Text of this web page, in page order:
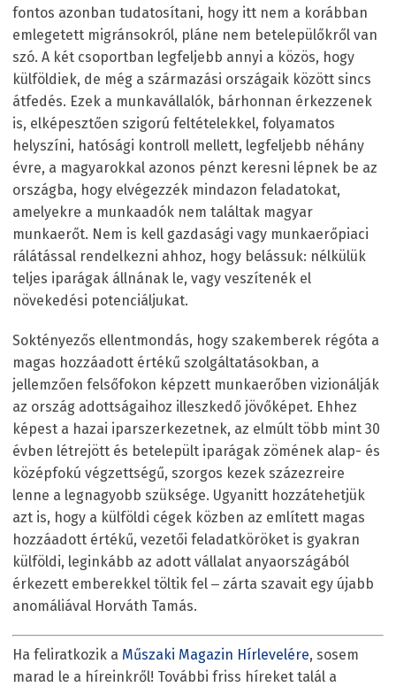
fontos azonban tudatosítani, hogy itt nem a korábban
emlegetett migránsokról, pláne nem betelepülőkről van
szó. A két csoportban legfeljebb annyi a közös, hogy
külföldiek, de még a származási országaik között sincs
átfedés. Ezek a munkavállalók, bárhonnan érkezzenek
is, elképesztően szigorú feltételekkel, folyamatos
helyszíni, hatósági kontroll mellett, legfeljebb néhány
évre, a magyarokkal azonos pénzt keresni lépnek be az
országba, hogy elvégezzék mindazon feladatokat,
amelyekre a munkaadók nem találtak magyar
munkaerőt. Nem is kell gazdasági vagy munkaerőpiaci
rálátással rendelkezni ahhoz, hogy belássuk: nélkülük
teljes iparágak állnának le, vagy veszítenék el
növekedési potenciáljukat.
Soktényezős ellentmondás, hogy szakemberek régóta a
magas hozzáadott értékű szolgáltatásokban, a
jellemzően felsőfokon képzett munkaerőben vizionálják
az ország adottságaihoz illeszkedő jövőképet. Ehhez
képest a hazai iparszerkezetnek, az elmúlt több mint 30
évben létrejött és betelepült iparágak zömének alap- és
középfokú végzettségű, szorgos kezek százezreire
lenne a legnagyobb szüksége. Ugyanitt hozzátehetjük
azt is, hogy a külföldi cégek közben az említett magas
hozzáadott értékű, vezetői feladatköröket is gyakran
külföldi, leginkább az adott vállalat anyaországából
érkezett emberekkel töltik fel ‒ zárta szavait egy újabb
anomáliával Horváth Tamás.
Ha feliratkozik a Műszaki Magazin Hírlevelére, sosem
marad le a híreinkről! További friss híreket talál a